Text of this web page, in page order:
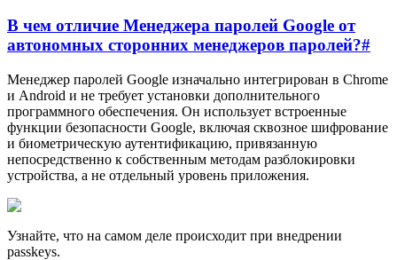
В чем отличие Менеджера паролей Google от
автономных сторонних менеджеров паролей?#
Менеджер паролей Google изначально интегрирован в Chrome
и Android и не требует установки дополнительного
программного обеспечения. Он использует встроенные
функции безопасности Google, включая сквозное шифрование
и биометрическую аутентификацию, привязанную
непосредственно к собственным методам разблокировки
устройства, а не отдельный уровень приложения.
Узнайте, что на самом деле происходит при внедрении
passkeys.